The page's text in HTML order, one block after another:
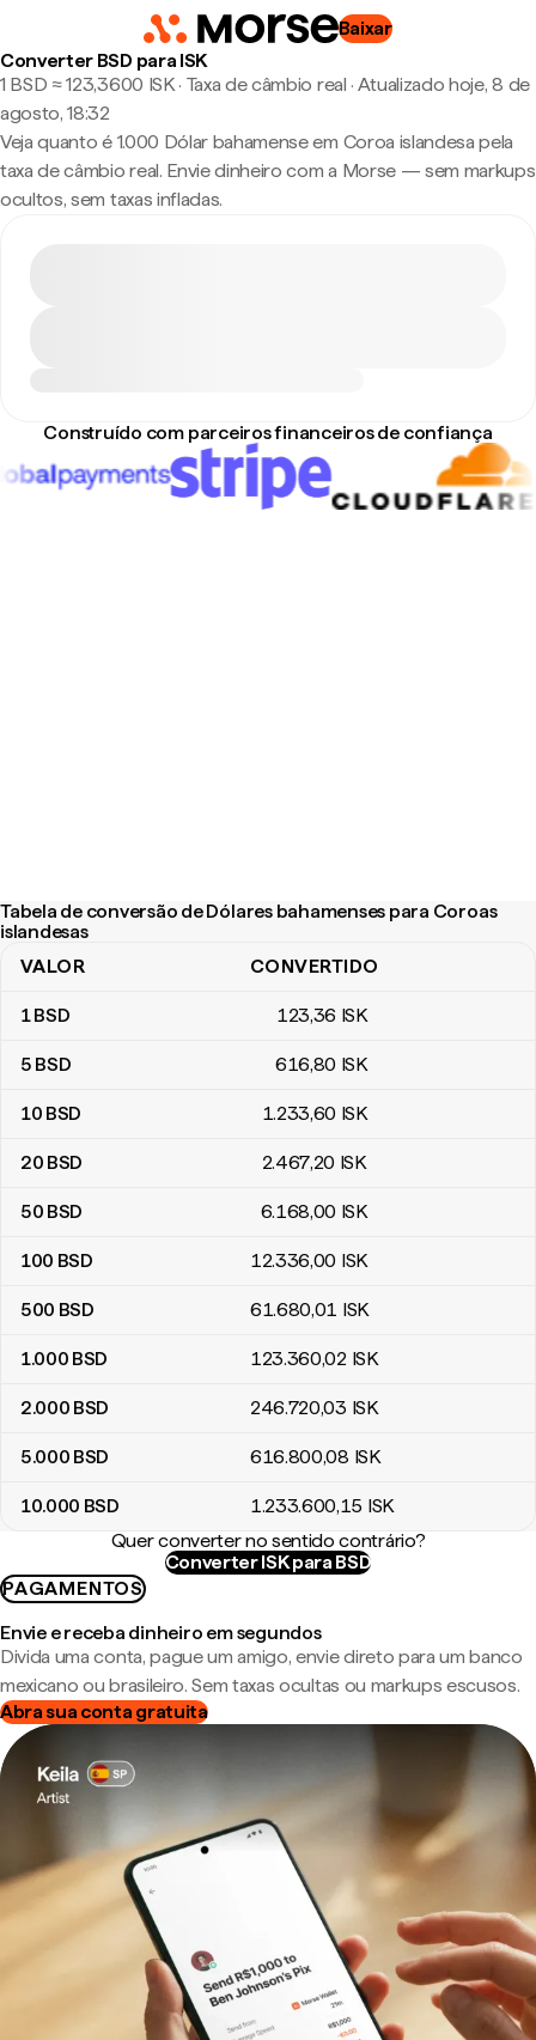
Baixar
Converter BSD para ISK
1 BSD ≈ 123,3600 ISK · Taxa de câmbio real · Atualizado hoje, 8 de
agosto, 18:32
Veja quanto é 1.000 Dólar bahamense em Coroa islandesa pela
taxa de câmbio real. Envie dinheiro com a Morse — sem markups
ocultos, sem taxas infladas.
Construído com parceiros financeiros de confiança
Tabela de conversão de Dólares bahamenses para Coroas
islandesas
Tabela de conversão de Dólares bahamenses para Coroas
VALOR CONVERTIDO
1BSD 123,36 ISK
5 BSD 616,80 ISK
10 BSD 1.233,60 ISK
20 BSD 2.467,20 ISK
50 BSD 6.168,00 ISK
100 BSD 12.336,00 ISK
500 BSD 61.680,01 ISK
1.000 BSD 123.360,02 ISK
2.000 BSD 246.720,03 ISK
5.000 BSD 616.800,08 ISK
10.000 BSD 1.233.600,15 ISK
Quer converter no sentido contrário?
Converter ISK para BSD
PAGAMENTOS
Envie e receba dinheiro em segundos
Divida uma conta, pague um amigo, envie direto para um banco
mexicano ou brasileiro. Sem taxas ocultas ou markups escusos.
Abra sua conta gratuita